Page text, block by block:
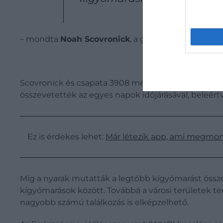
– mondta Noah Scovronick, a georgiai Emory
Scovronick és csapata 3908 mérges
összevetették az egyes napok időjárásával,
Ez is érdekes lehet: Már létezik app, ami
Míg a nyarak mutatták a legtöbb kígyómarást
kígyómarások között. Továbbá a városi területek
nagyobb számú találkozás is elképzelhető.